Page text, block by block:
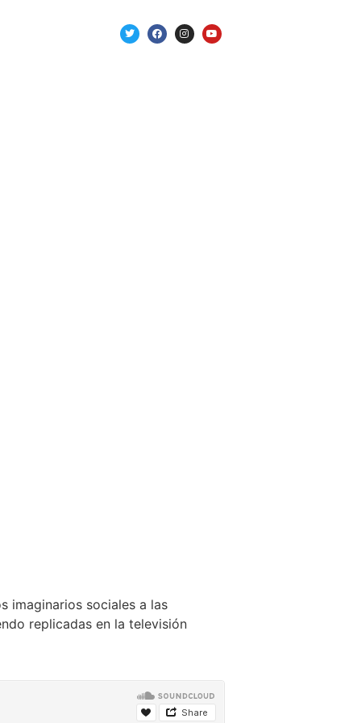
imaginarios sociales a las
replicadas en la televisión